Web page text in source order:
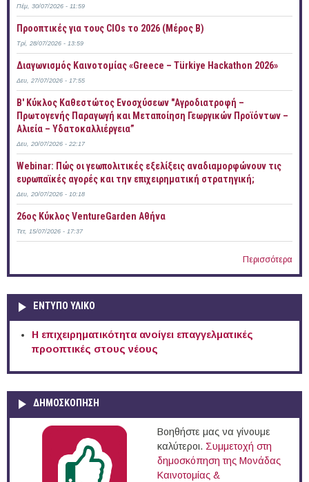
Πέμ, 30/07/2026 - 11:59
Προοπτικές για τους CIOs το 2026 (Μέρος Β)
Τρί, 28/07/2026 - 13:59
Διαγωνισμός Καινοτομίας «Greece – Türkiye Hackathon 2026»
Δευ, 27/07/2026 - 17:55
B' Κύκλος Καθεστώτος Ενοσχύσεων "Αγροδιατροφή –
Πρωτογενής Παραγωγή και Μεταποίηση Γεωργικών Προϊόντων –
Αλιεία – Υδατοκαλλιέργεια”
Δευ, 20/07/2026 - 22:17
Webinar: Πώς οι γεωπολιτικές εξελίξεις αναδιαμορφώνουν τις
ευρωπαϊκές αγορές και την επιχειρηματική στρατηγική;
Δευ, 20/07/2026 - 10:18
26ος Κύκλος VentureGarden Αθήνα
Τετ, 15/07/2026 - 17:37
Περισσότερα
ΕΝΤΥΠΟ ΥΛΙΚΟ
Η επιχειρηματικότητα ανοίγει επαγγελματικές
προοπτικές στους νέους
ΔΗΜΟΣΚΟΠΗΣΗ
Βοηθήστε μας να γίνουμε
καλύτεροι. Συμμετοχή στη
δημοσκόπηση της Μονάδας
Καινοτομίας &